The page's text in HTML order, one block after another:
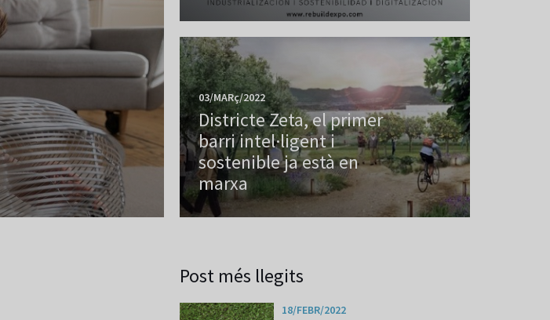
03/MARç/2022
Districte Zeta, el primer
barri intel·ligent i
sostenible ja està en
marxa
Post més llegits
18/FEBR/2022